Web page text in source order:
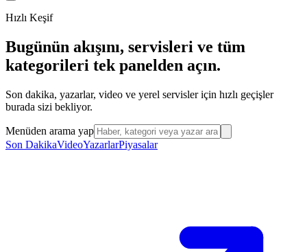
Hızlı Keşif
Bugünün akışını, servisleri ve tüm
kategorileri tek panelden açın.
Son dakika, yazarlar, video ve yerel servisler için hızlı geçişler
burada sizi bekliyor.
Menüden arama yap
Son DakikaVideoYazarlarPiyasalar